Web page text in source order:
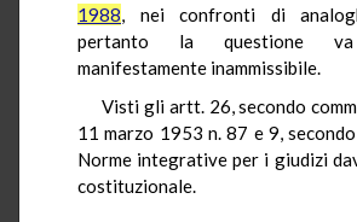
1988, nei confronti di
pertanto la questione va
manifestamente inammissibile.
Visti gli artt. 26, secondo
11 marzo 1953 n. 87 e 9,
Norme integrative per i giudizi
costituzionale.